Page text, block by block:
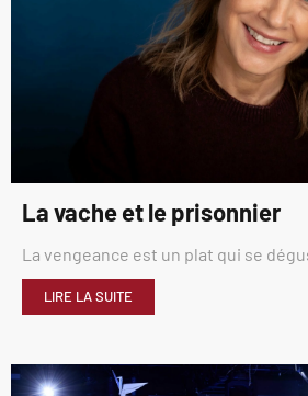
La vache et le prisonnier
La vengeance est un plat qui se
LIRE LA SUITE